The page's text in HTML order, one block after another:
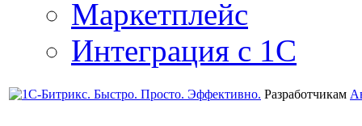
Маркетплейс
Интеграция с 1С
Разработчикам